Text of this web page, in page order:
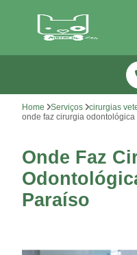
Home Serviços cirurgias
onde faz cirurgia
Onde Faz
Paraíso